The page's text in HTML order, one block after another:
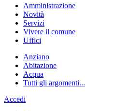
Amministrazione
Novità
Servizi
Vivere il comune
Uffici
Anziano
Abitazione
Acqua
Tutti gli argomenti...
Accedi